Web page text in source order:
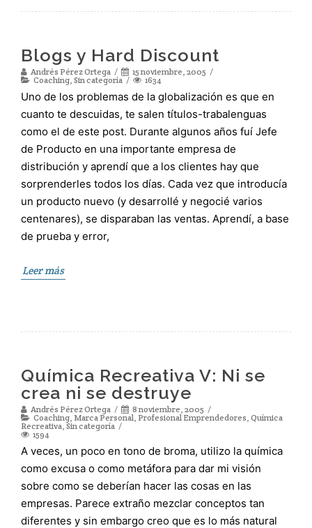
Blogs y Hard Discount
Andrés Pérez Ortega
15 noviembre, 2005
Coaching, Sin categoría 1634
Uno de los problemas de la globalización es que en
cuanto te descuidas, te salen títulos-trabalenguas
como el de este post. Durante algunos años fuí Jefe
de Producto en una importante empresa de
distribución y aprendí que a los clientes hay que
sorprenderles todos los días. Cada vez que introducía
un producto nuevo (y desarrollé y negocié varios
centenares), se disparaban las ventas. Aprendí, a base
de prueba y error,
Leer más
Química Recreativa V: Ni se
crea ni se destruye
Andrés Pérez Ortega
8 noviembre, 2005
Coaching, Marca Personal, Profesional Emprendedores, Química
Recreativa,Sin categoría
1594
A veces, un poco en tono de broma, utilizo la química
como excusa o como metáfora para dar mi visión
sobre como se deberían hacer las cosas en las
empresas. Parece extraño mezclar conceptos tan
diferentes y sin embargo creo que es lo más natural